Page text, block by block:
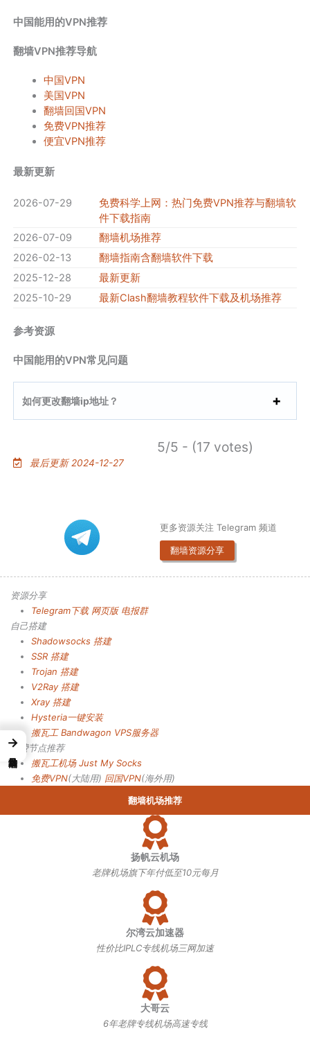
中国能用的VPN推荐
翻墙VPN推荐导航
中国VPN
美国VPN
翻墙回国VPN
免费VPN推荐
便宜VPN推荐
最新更新
2026-07-29
免费科学上网：热门免费VPN推荐与翻墙软
件下载指南
2026-07-09
翻墙机场推荐
2026-02-13
翻墙指南含翻墙软件下载
2025-12-28
最新更新
2025-10-29
最新Clash翻墙教程软件下载及机场推荐
参考资源
中国能用的VPN常见问题
如何更改翻墙ip地址？
5/5 - (17 votes)
最后更新 2024-12-27
更多资源关注 Telegram 频道
翻墙资源分享
资源分享
Telegram下载 网页版 电报群
自己搭建
Shadowsocks 搭建
SSR 搭建
Trojan 搭建
V2Ray 搭建
Xray 搭建
Hysteria一键安装
搬瓦工 Bandwagon VPS服务器
付费节点推荐
搬瓦工机场 Just My Socks
免费VPN(大陆用) 回国VPN(海外用)
翻墙机场推荐
扬帆云机场
老牌机场旗下年付低至10元每月
尔湾云加速器
性价比IPLC专线机场三网加速
大哥云
6年老牌专线机场高速专线
→